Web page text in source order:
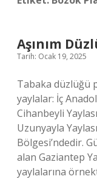
Aşınım
Tarih: Ocak 19, 2025
Tabaka düzlüğü
yaylalar: İç
Cihanbeyli
Uzunyayla
Bölgesi’ndedir.
alan Gaziantep
yaylalarına